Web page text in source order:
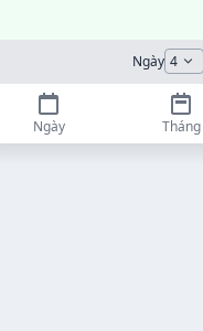
Ngày
Ngày Tháng